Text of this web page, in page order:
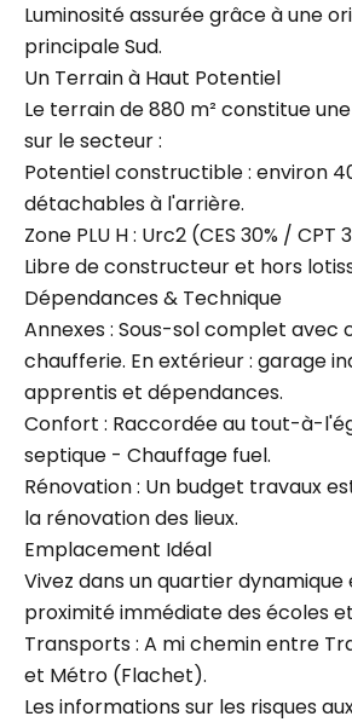
Luminosité assurée grâce à une
principale Sud.
Un Terrain à Haut Potentiel
Le terrain de 880 m² constitue
sur le secteur :
Potentiel constructible : environ
détachables à l'arrière.
Zone PLU H : Urc2 (CES 30% / CPT
Libre de constructeur et hors
Dépendances & Technique
Annexes : Sous-sol complet avec
chaufferie. En extérieur : garage
apprentis et dépendances.
Confort : Raccordée au tout-à-
septique - Chauffage fuel.
Rénovation : Un budget travaux
la rénovation des lieux.
Emplacement Idéal
Vivez dans un quartier dynamique
proximité immédiate des écoles
Transports : A mi chemin entre
et Métro (Flachet).
Les informations sur les risques